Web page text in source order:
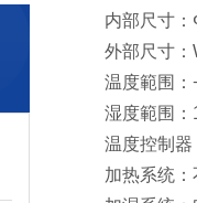
内部尺寸：
外部尺寸：
温度範围：
湿度範围：
温度控制器：
加热系统：